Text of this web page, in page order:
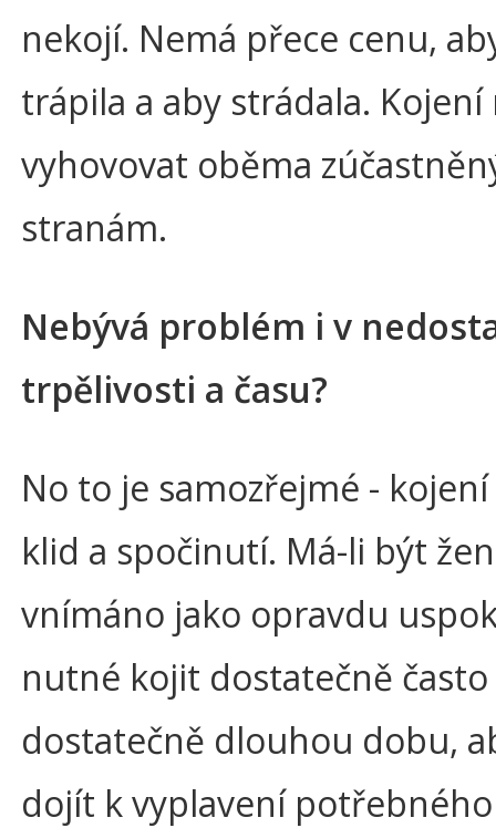
nekojí. Nemá přece cenu,
trápila a aby strádala. Kojení
vyhovovat oběma
stranám.
Nebývá problém i v
trpělivosti a času?
No to je samozřejmé -
klid a spočinutí. Má-li být
vnímáno jako opravdu
nutné kojit dostatečně často
dostatečně dlouhou dobu,
dojít k vyplavení potřebného